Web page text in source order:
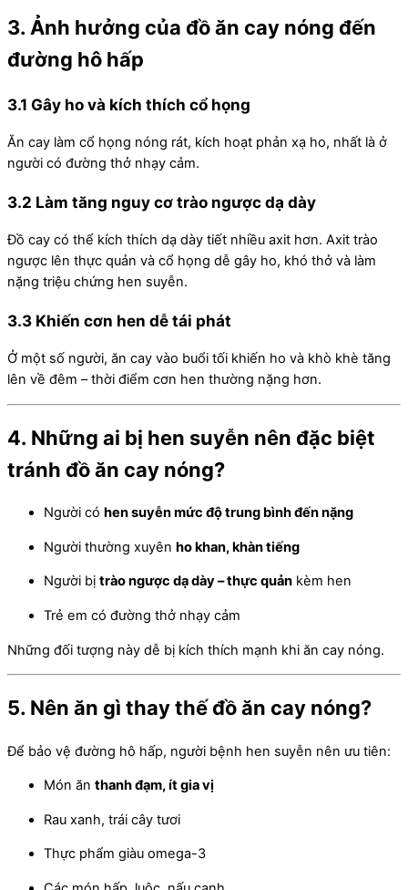
3. Ảnh hưởng của đồ ăn cay nóng đến
đường hô hấp
3.1 Gây ho và kích thích cổ họng
Ăn cay làm cổ họng nóng rát, kích hoạt phản xạ ho, nhất là ở
người có đường thở nhạy cảm.
3.2 Làm tăng nguy cơ trào ngược dạ dày
Đồ cay có thể kích thích dạ dày tiết nhiều axit hơn. Axit trào
ngược lên thực quản và cổ họng dễ gây ho, khó thở và làm
nặng triệu chứng hen suyễn.
3.3 Khiến cơn hen dễ tái phát
Ở một số người, ăn cay vào buổi tối khiến ho và khò khè tăng
lên về đêm – thời điểm cơn hen thường nặng hơn.
4. Những ai bị hen suyễn nên đặc biệt
tránh đồ ăn cay nóng?
Người có hen suyễn mức độ trung bình đến nặng
Người thường xuyên ho khan, khàn tiếng
Người bị trào ngược dạ dày – thực quản kèm hen
Trẻ em có đường thở nhạy cảm
Những đối tượng này dễ bị kích thích mạnh khi ăn cay nóng.
5. Nên ăn gì thay thế đồ ăn cay nóng?
Để bảo vệ đường hô hấp, người bệnh hen suyễn nên ưu tiên:
Món ăn thanh đạm, ít gia vị
Rau xanh, trái cây tươi
Thực phẩm giàu omega-3